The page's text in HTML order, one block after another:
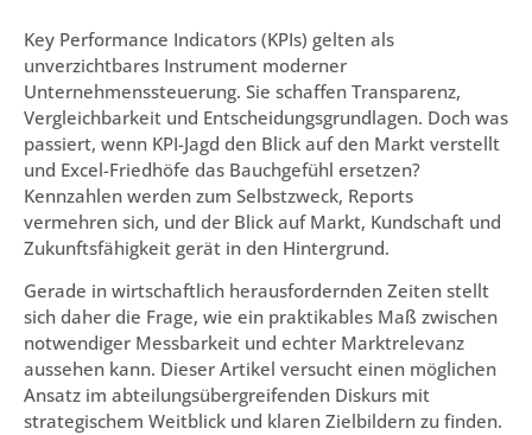
Key Performance Indicators (KPIs) gelten als
unverzichtbares Instrument moderner
Unternehmenssteuerung. Sie schaffen Transparenz,
Vergleichbarkeit und Entscheidungsgrundlagen. Doch was
passiert, wenn KPI-Jagd den Blick auf den Markt verstellt
und Excel-Friedhöfe das Bauchgefühl ersetzen?
Kennzahlen werden zum Selbstzweck, Reports
vermehren sich, und der Blick auf Markt, Kundschaft und
Zukunftsfähigkeit gerät in den Hintergrund.
Gerade in wirtschaftlich herausfordernden Zeiten stellt
sich daher die Frage, wie ein praktikables Maß zwischen
notwendiger Messbarkeit und echter Marktrelevanz
aussehen kann. Dieser Artikel versucht einen möglichen
Ansatz im abteilungsübergreifenden Diskurs mit
strategischem Weitblick und klaren Zielbildern zu finden.